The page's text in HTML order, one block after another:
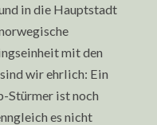
in die Hauptstadt
mit den
wir ehrlich: Ein
Stürmer ist noch
es nicht